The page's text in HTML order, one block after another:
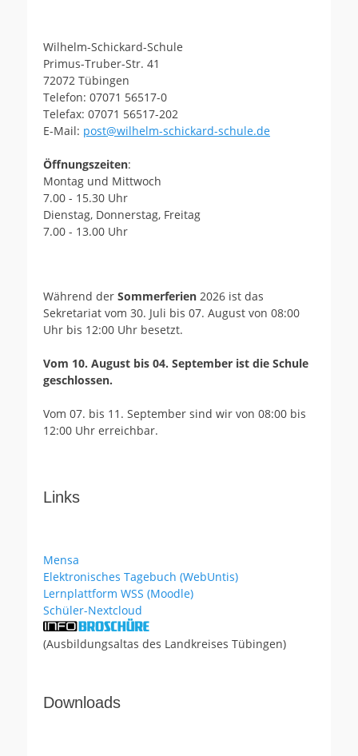
Wilhelm-Schickard-Schule
Primus-Truber-Str. 41
72072 Tübingen
Telefon: 07071 56517-0
Telefax: 07071 56517-202
E-Mail: post@wilhelm-schickard-schule.de
Öffnungszeiten:
Montag und Mittwoch
7.00 - 15.30 Uhr
Dienstag, Donnerstag, Freitag
7.00 - 13.00 Uhr
Während der Sommerferien 2026 ist das
Sekretariat vom 30. Juli bis 07. August von 08:00
Uhr bis 12:00 Uhr besetzt.
Vom 10. August bis 04. September ist die Schule
geschlossen.
Vom 07. bis 11. September sind wir von 08:00 bis
12:00 Uhr erreichbar.
Links
Mensa
Elektronisches Tagebuch (WebUntis)
Lernplattform WSS (Moodle)
Schüler-Nextcloud
(Ausbildungsaltas des Landkreises Tübingen)
Downloads